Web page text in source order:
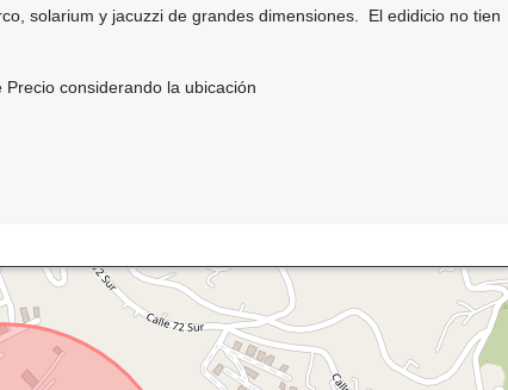
solarium y jacuzzi de grandes dimensiones. El edidicio no tien
considerando la ubicación